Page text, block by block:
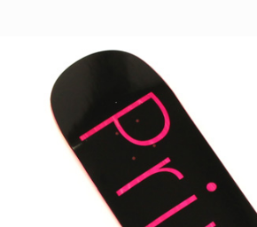
VOICE OF FREEDOM